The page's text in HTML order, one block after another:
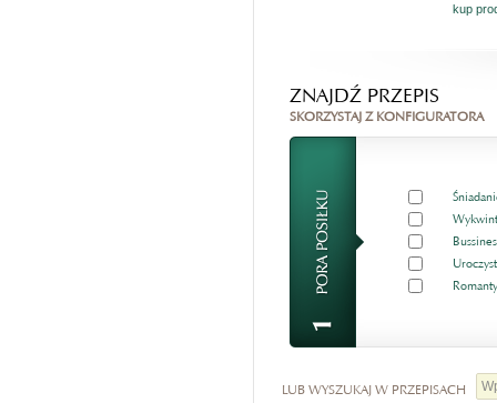
kup
ZNAJDŹ PRZEPIS
SKORZYSTAJ Z KONFIGURATORA
LUB WYSZUKAJ W PRZEPISACH